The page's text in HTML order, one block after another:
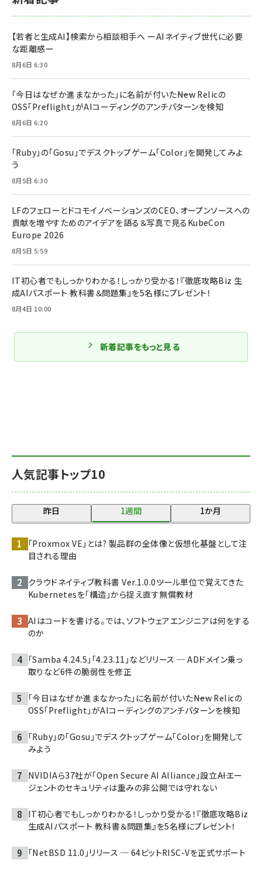
人気記事トップ10
昨日 1週間 1か月
「Proxmox VE」とは? 製品群の全体像と仮想化基盤として注
目される理由
クラウドネイティブ教科書 Ver.1.0.0――ツール単位で覚えてきた
Kubernetesを「構造」から捉え直す無償教材
AIはコードを書ける。では、ソフトウェアエンジニアは何をする
のか
「Samba 4.24.5」「4.23.11」などリリース ─ ADドメイン乗っ
取りなど6件の脆弱性を修正
「今日はなぜか進まなかった」に名前が付いた――New Relicの
OSS「Preflight」がAIコーディングのアンチパターンを検知
「Ruby」の「Gosu」でデスクトップゲーム「Color」を開発して
みよう
NVIDIAら37社が「Open Secure AI Alliance」設立――AIエー
ジェントのセキュリティは重みの非公開では守れない
IT初心者でもしっかりわかる！しっかり受かる！『徹底攻略Biz
生成AIパスポート 教科書＆問題集』を5名様にプレゼント！
「NetBSD 11.0」リリース ─ 64ビットRISC-Vを正式サポート
【若者と生成AI】検索から相談相手へ ーAIネイティブ世代に必要
な距離感ー
8月6日 6:30
「今日はなぜか進まなかった」に名前が付いた――New Relicの
OSS「Preflight」がAIコーディングのアンチパターンを検知
8月6日 6:20
「Ruby」の「Gosu」でデスクトップゲーム「Color」を開発してみよ
う
8月5日 6:30
LFのフェローとドコモイノベーションズのCEO、オープンソースへの
貢献を増やすためのアイデアを語る＆写真で見るKubeCon
Europe 2026
8月5日 5:59
IT初心者でもしっかりわかる！しっかり受かる！『徹底攻略Biz 生
成AIパスポート 教科書＆問題集』を5名様にプレゼント！
8月4日 10:00
新着記事をもっと見る